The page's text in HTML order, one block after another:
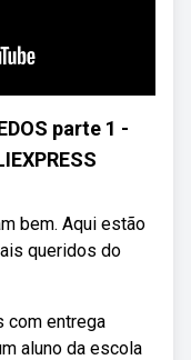
parte 1 -
bem. Aqui estão
queridos do
com entrega
aluno da escola